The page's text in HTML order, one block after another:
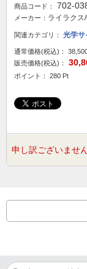
商品コード： 702-
メーカー： ライラクス
関連カテゴリ： 光学サ
通常価格(税込)：
販売価格(税込)：
ポイント： 280 Pt
申し訳ございませ